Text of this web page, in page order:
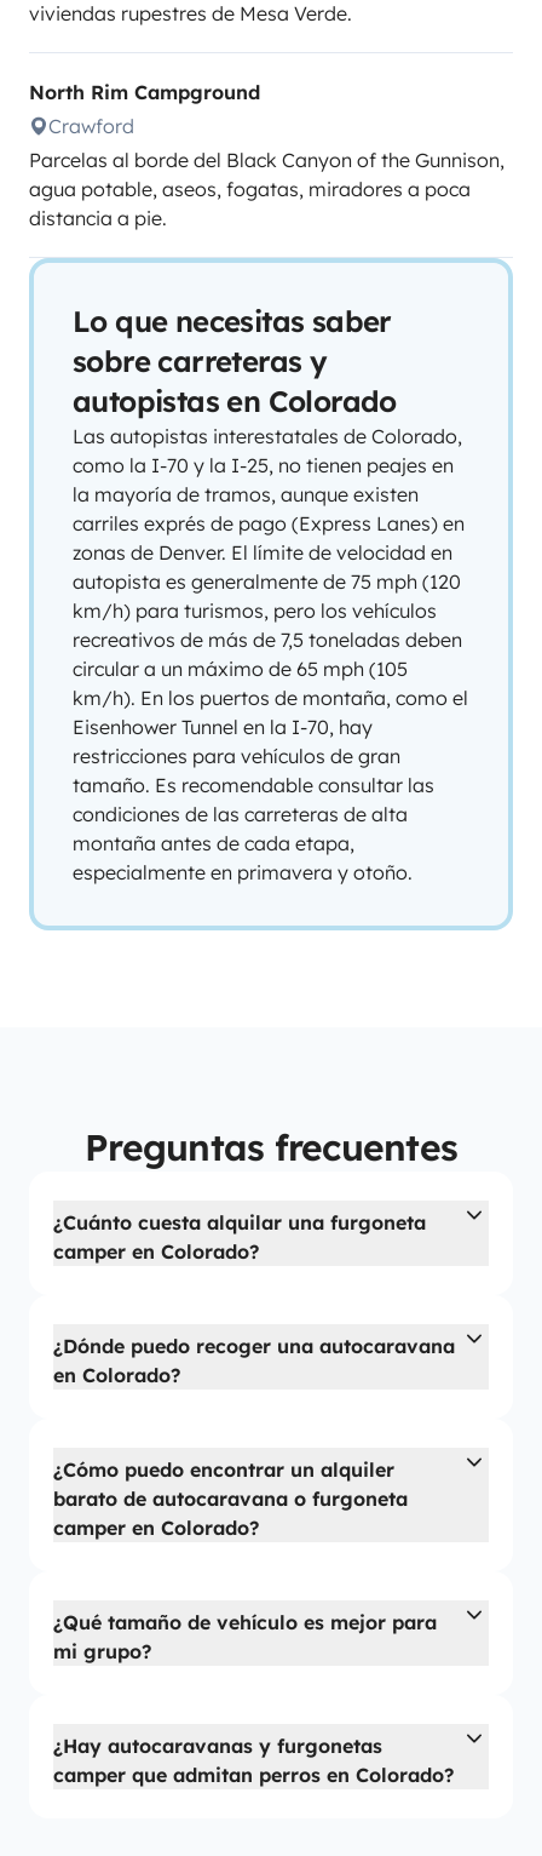
viviendas rupestres de Mesa Verde.
North Rim Campground
Crawford
Parcelas al borde del Black Canyon of the Gunnison,
agua potable, aseos, fogatas, miradores a poca
distancia a pie.
Lo que necesitas saber
sobre carreteras y
autopistas en Colorado
Las autopistas interestatales de Colorado,
como la I-70 y la I-25, no tienen peajes en
la mayoría de tramos, aunque existen
carriles exprés de pago (Express Lanes) en
zonas de Denver. El límite de velocidad en
autopista es generalmente de 75 mph (120
km/h) para turismos, pero los vehículos
recreativos de más de 7,5 toneladas deben
circular a un máximo de 65 mph (105
km/h). En los puertos de montaña, como el
Eisenhower Tunnel en la I-70, hay
restricciones para vehículos de gran
tamaño. Es recomendable consultar las
condiciones de las carreteras de alta
montaña antes de cada etapa,
especialmente en primavera y otoño.
Preguntas frecuentes
¿Cuánto cuesta alquilar una furgoneta
camper en Colorado?
¿Dónde puedo recoger una autocaravana
en Colorado?
¿Cómo puedo encontrar un alquiler
barato de autocaravana o furgoneta
camper en Colorado?
¿Qué tamaño de vehículo es mejor para
mi grupo?
¿Hay autocaravanas y furgonetas
camper que admitan perros en Colorado?